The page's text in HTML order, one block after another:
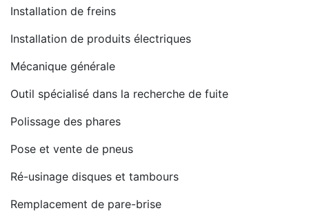
Installation de freins
Installation de produits électriques
Mécanique générale
Outil spécialisé dans la recherche de fuite
Polissage des phares
Pose et vente de pneus
Ré-usinage disques et tambours
Remplacement de pare-brise